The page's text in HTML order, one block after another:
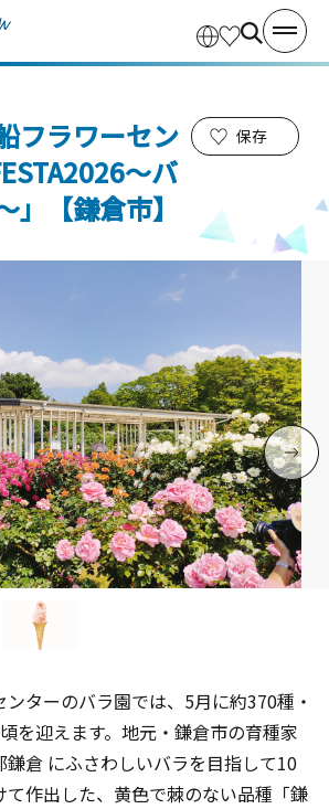
フラワーセン
～バ
」【鎌倉市】
保存
ターのバラ園では、5月に約370種・
を迎えます。地元・鎌倉市の育種家
鎌倉 にふさわしいバラを目指して10
作出した、黄色で棘のない品種「鎌